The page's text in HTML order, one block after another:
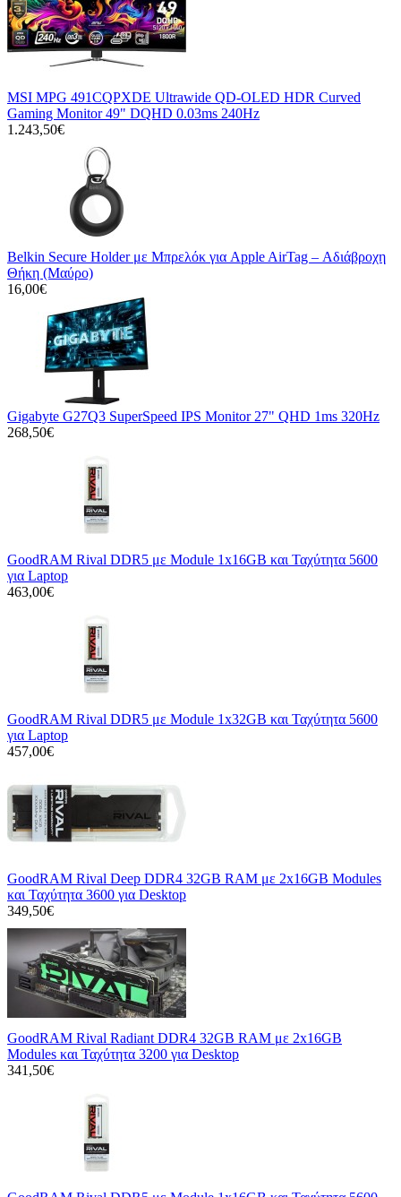
MSI MPG 491CQPXDE Ultrawide QD-OLED HDR Curved
Gaming Monitor 49" DQHD 0.03ms 240Hz
1.243,50€
Belkin Secure Holder με Μπρελόκ για Apple AirTag – Αδιάβροχη
Θήκη (Μαύρο)
16,00€
Gigabyte G27Q3 SuperSpeed IPS Monitor 27" QHD 1ms 320Hz
268,50€
GoodRAM Rival DDR5 με Module 1x16GB και Ταχύτητα 5600
για Laptop
463,00€
GoodRAM Rival DDR5 με Module 1x32GB και Ταχύτητα 5600
για Laptop
457,00€
GoodRAM Rival Deep DDR4 32GB RAM με 2x16GB Modules
και Ταχύτητα 3600 για Desktop
349,50€
GoodRAM Rival Radiant DDR4 32GB RAM με 2x16GB
Modules και Ταχύτητα 3200 για Desktop
341,50€